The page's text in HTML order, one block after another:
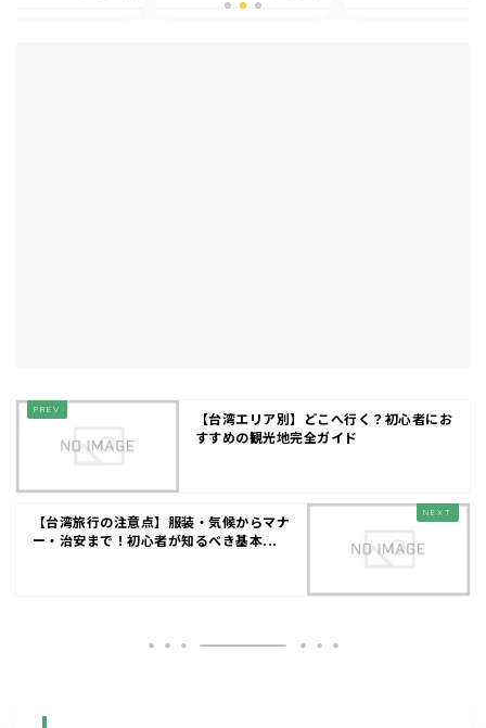
【台湾エリア別】どこへ行く？初心者にお
すすめの観光地完全ガイド
【台湾旅行の注意点】服装・気候からマナ
ー・治安まで！初心者が知るべき基本...